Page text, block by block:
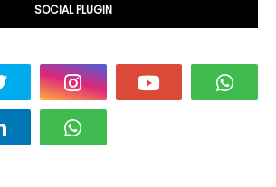
SOCIAL PLUGIN